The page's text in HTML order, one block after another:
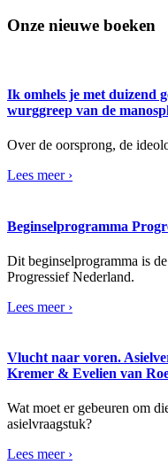
Onze nieuwe boeken
Ik omhels je met duizend
wurggreep van de
Over de oorsprong, de
Lees meer ›
Beginselprogramma
Dit beginselprogramma is
Progressief Nederland.
Lees meer ›
Vlucht naar voren.
Kremer & Evelien van
Wat moet er gebeuren om
asielvraagstuk?
Lees meer ›